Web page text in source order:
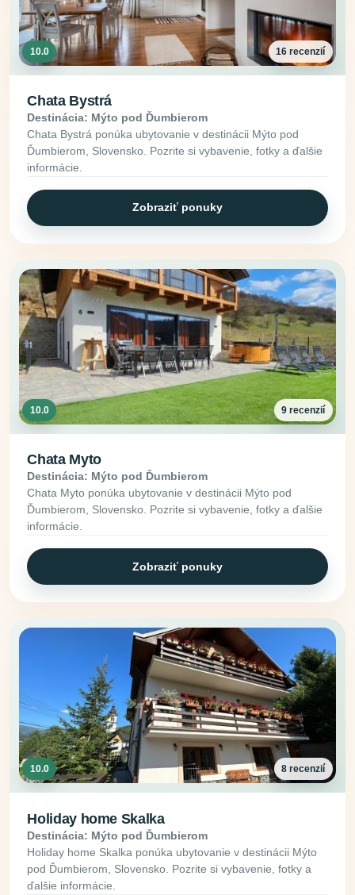
10.0 16 recenzií
Chata Bystrá
Destinácia: Mýto pod Ďumbierom
Chata Bystrá ponúka ubytovanie v destinácii Mýto pod
Ďumbierom, Slovensko. Pozrite si vybavenie, fotky a ďalšie
informácie.
Zobraziť ponuky
10.0 9 recenzií
Chata Myto
Destinácia: Mýto pod Ďumbierom
Chata Myto ponúka ubytovanie v destinácii Mýto pod
Ďumbierom, Slovensko. Pozrite si vybavenie, fotky a ďalšie
informácie.
Zobraziť ponuky
10.0 8 recenzií
Holiday home Skalka
Destinácia: Mýto pod Ďumbierom
Holiday home Skalka ponúka ubytovanie v destinácii Mýto
pod Ďumbierom, Slovensko. Pozrite si vybavenie, fotky a
ďalšie informácie.